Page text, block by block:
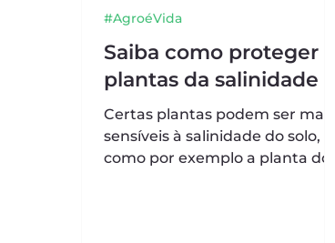
Saiba como proteger as
plantas da salinidade
Certas plantas podem ser mais
sensíveis à salinidade do solo,
como por exemplo a planta do
#AgroéVida